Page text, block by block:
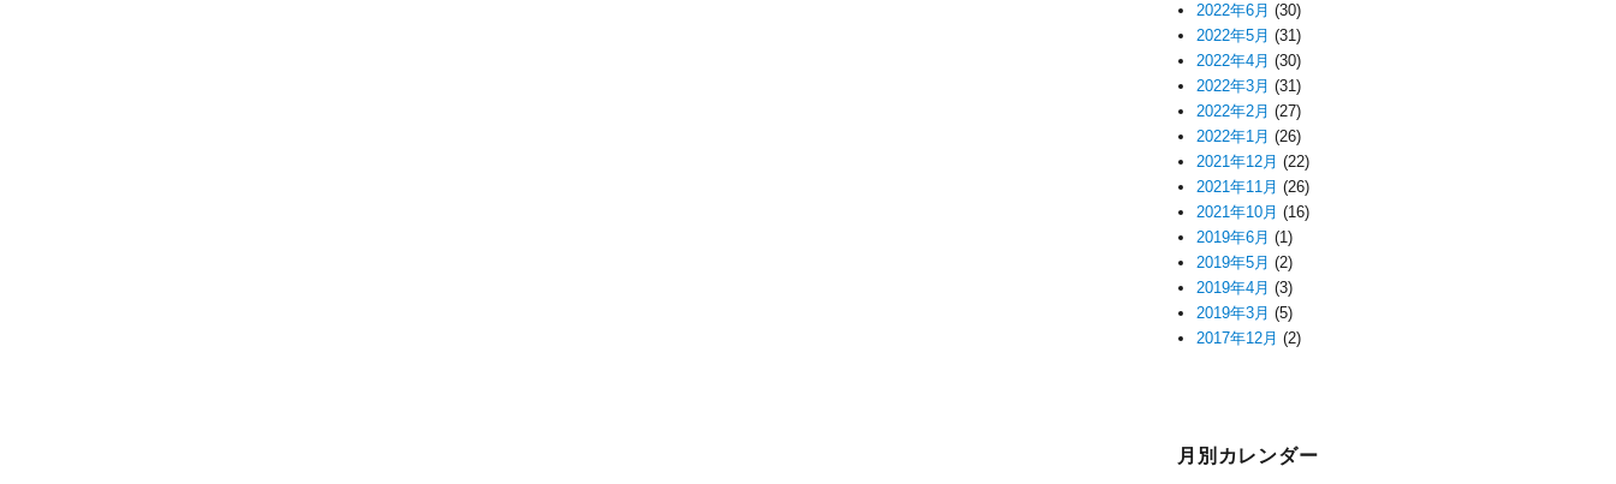
2022年6月 (30)
2022年5月 (31)
2022年4月 (30)
2022年3月 (31)
2022年2月 (27)
2022年1月 (26)
2021年12月 (22)
2021年11月 (26)
2021年10月 (16)
2019年6月 (1)
2019年5月 (2)
2019年4月 (3)
2019年3月 (5)
2017年12月 (2)
月別カレンダー